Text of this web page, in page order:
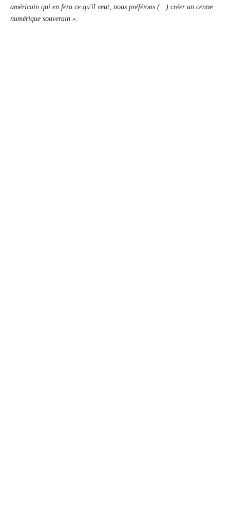
américain qui en fera ce qu'il veut, nous préférons (…) créer un centre
numérique souverain ».